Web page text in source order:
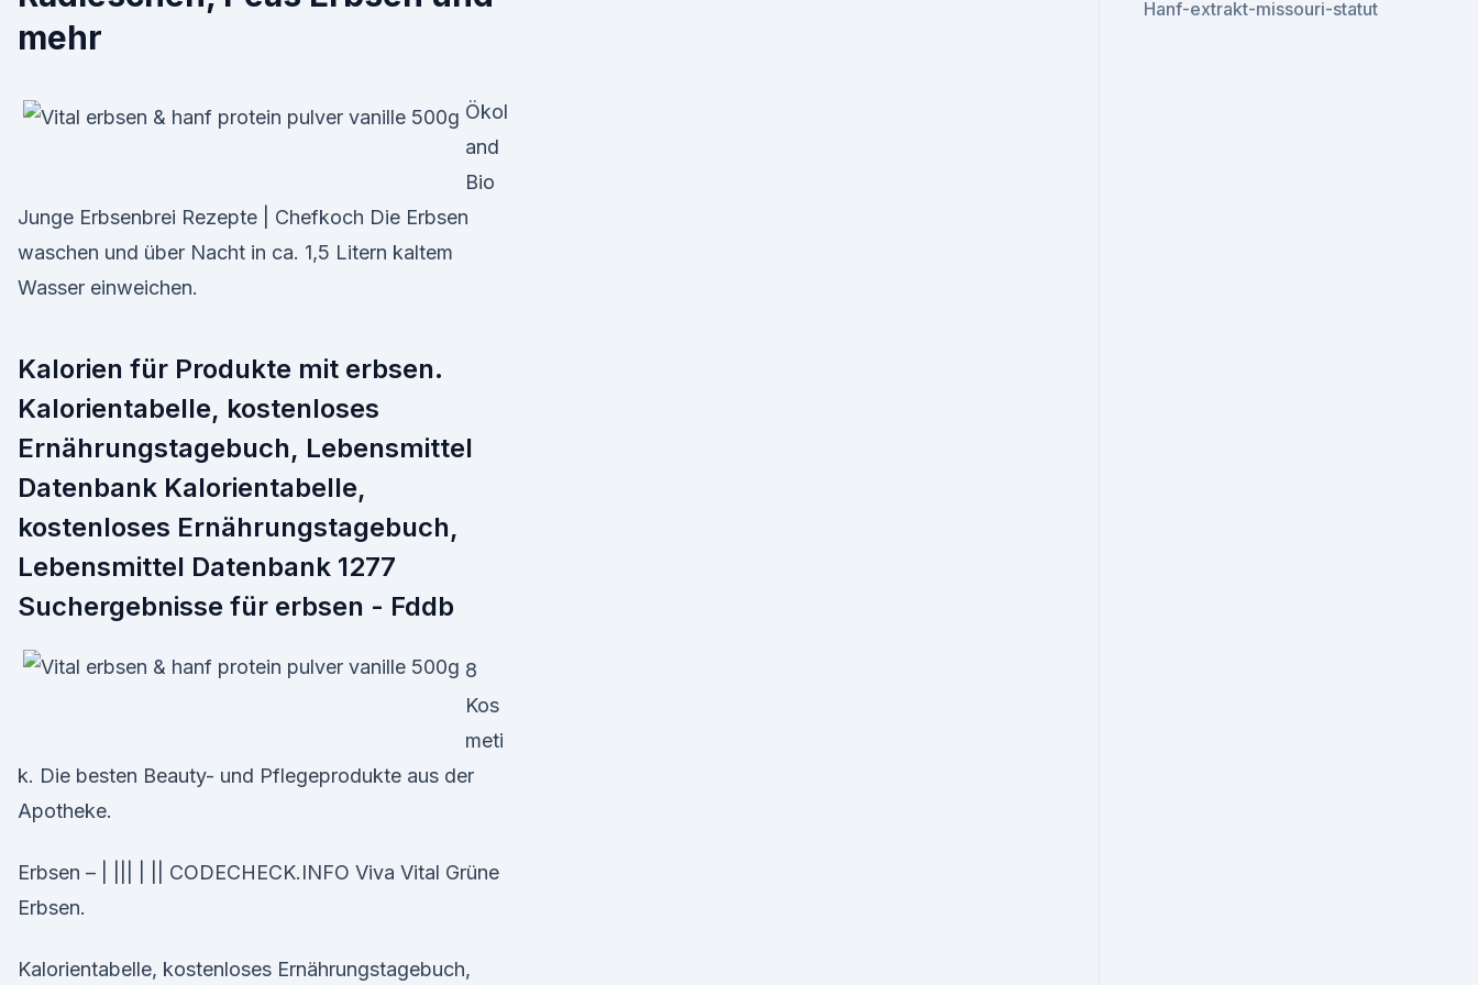
mehr
Ökol
and
Bio
Junge Erbsenbrei Rezepte | Chefkoch Die Erbsen
waschen und über Nacht in ca. 1,5 Litern kaltem
Wasser einweichen.
Kalorien für Produkte mit erbsen.
Kalorientabelle, kostenloses
Ernährungstagebuch, Lebensmittel
Datenbank Kalorientabelle,
kostenloses Ernährungstagebuch,
Lebensmittel Datenbank 1277
Suchergebnisse für erbsen - Fddb
8
Kos
meti
k. Die besten Beauty- und Pflegeprodukte aus der
Apotheke.
Erbsen – | ||| | || CODECHECK.INFO Viva Vital Grüne
Erbsen.
Kalorientabelle, kostenloses Ernährungstagebuch,
Hanf-extrakt-missouri-statut